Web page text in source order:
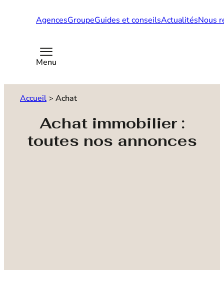
AgencesGroupeGuides et conseilsActualitésNous
Menu
Accueil > Achat
Achat immobilier :
toutes nos annonces